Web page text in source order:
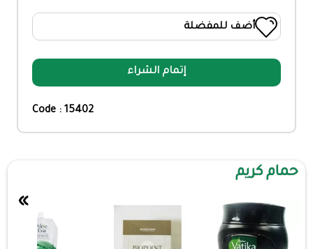
أضف للمفضلة
إتمام الشراء
Code : 15402
حمام كريم
»